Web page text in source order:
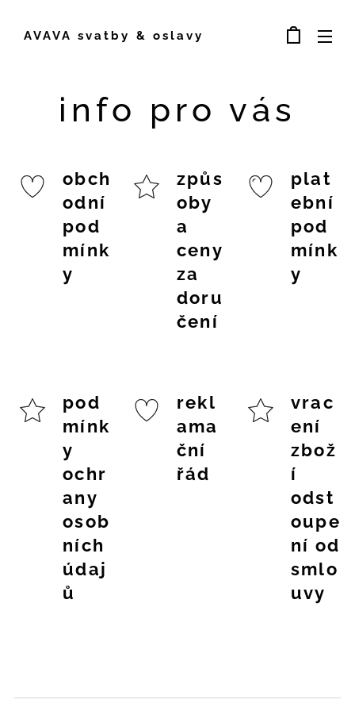
AVAVA svatby & oslavy
info pro vás
obch
odní
pod
mínk
y
způs
oby
a
ceny
za
doru
čení
plat
ební
pod
mínk
y
pod
mínk
y
ochr
any
osob
ních
údaj
ů
rekl
ama
ční
řád
vrac
ení
zbož
í
odst
oupe
ní od
smlo
uvy